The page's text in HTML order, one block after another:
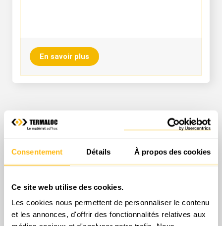
Consentement Détails À propos des cookies
Ce site web utilise des cookies.
Les cookies nous permettent de personnaliser le contenu
et les annonces, d'offrir des fonctionnalités relatives aux
En savoir plus
espaces verts, la société Termaloc constitue votre
partenaire privilégié en Normandie dans le domaine de la
retrouver, destinés tant à un usage professionnel que privé.
Ces appareils d’une qualité exceptionnelle permettant un
haut rendement vous rendront de nombreux services dans